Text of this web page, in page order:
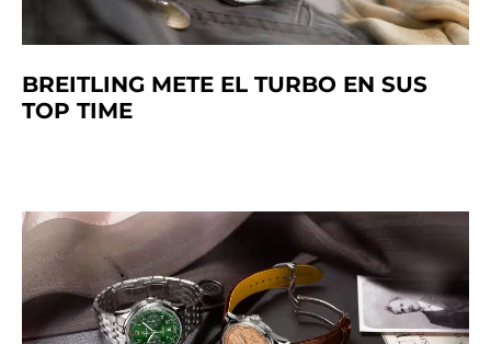
BREITLING METE EL TURBO EN SUS
TOP TIME